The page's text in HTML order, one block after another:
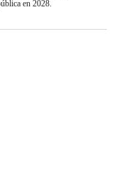
en 2028.